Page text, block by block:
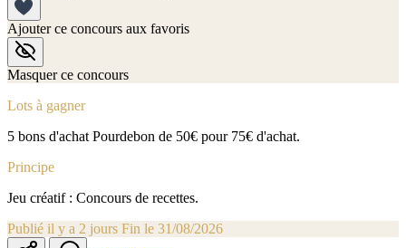
Ajouter ce concours aux favoris
Masquer ce concours
Lots à gagner
5 bons d'achat Pourdebon de 50€ pour 75€ d'achat.
Principe
Jeu créatif : Concours de recettes.
Publié il y a 2 jours Fin le 31/08/2026